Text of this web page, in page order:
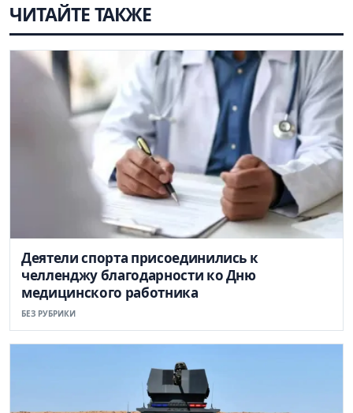
ЧИТАЙТЕ ТАКЖЕ
Деятели спорта присоединились к
челленджу благодарности ко Дню
медицинского работника
БЕЗ РУБРИКИ